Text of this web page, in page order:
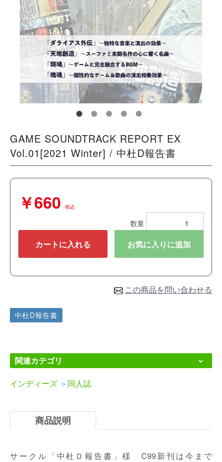
GAME SOUNDTRACK REPORT EX
Vol.01[2021 Winter] / 中杜D報告書
￥660 税込
数量
カートに入れる お気に入りに追加
この商品を問い合わせる
中杜D報告書
関連カテゴリ
インディーズ ＞ 同人誌
商品説明
サークル「中杜Ｄ報告書」様 C99新刊は今まで